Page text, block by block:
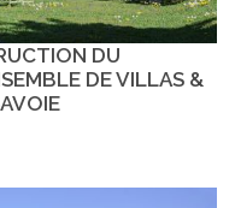
DU
DE VILLAS &